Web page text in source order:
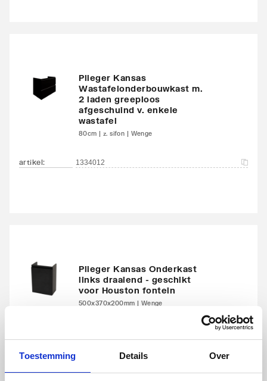
Toestemming Details Over
Plieger Kansas
Wastafelonderbouwkast m.
2 laden greeploos
afgeschuind v. enkele
wastafel
80cm | z. sifon | Wenge
artikel: 1334012
Plieger Kansas Onderkast
links draaiend - geschikt
voor Houston fontein
500x370x200mm | Wenge